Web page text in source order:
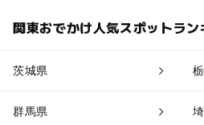
関東おでかけ人気スポットラン
茨城県
群馬県